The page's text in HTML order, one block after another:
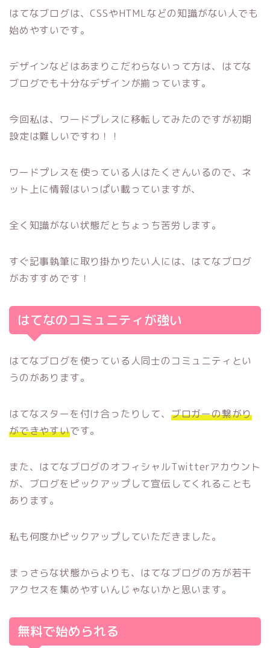
はてなブログは、CSSやHTMLなどの知識がない人でも
始めやすいです。
デザインなどはあまりこだわらないって方は、はてな
ブログでも十分なデザインが揃っています。
今回私は、ワードプレスに移転してみたのですが初期
設定は難しいですわ！！
ワードプレスを使っている人はたくさんいるので、ネ
ット上に情報はいっぱい載っていますが、
全く知識がない状態だとちょっち苦労します。
すぐ記事執筆に取り掛かりたい人には、はてなブログ
がおすすめです！
はてなのコミュニティが強い
はてなブログを使っている人同士のコミュニティとい
うのがあります。
はてなスターを付け合ったりして、 ブロガーの繋がり
ができやすいです。
また、はてなブログのオフィシャルTwitterアカウント
が、ブログをピックアップして宣伝してくれることも
あります。
私も何度かピックアップしていただきました。
まっさらな状態からよりも、はてなブログの方が若干
アクセスを集めやすいんじゃないかと思います。
無料で始められる